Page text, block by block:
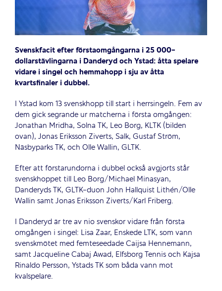
Svenskfacit efter förstaomgångarna i 25 000-
dollarstävlingarna i Danderyd och Ystad: åtta spelare
vidare i singel och hemmahopp i sju av åtta
kvartsfinaler i dubbel.
I Ystad kom 13 svenskhopp till start i herrsingeln. Fem av
dem gick segrande ur matcherna i första omgången:
Jonathan Mridha, Solna TK, Leo Borg, KLTK (bilden
ovan), Jonas Eriksson Ziverts, Salk, Gustaf Ström,
Näsbyparks TK, och Olle Wallin, GLTK.
Efter att förstarundorna i dubbel också avgjorts står
svenskhoppet till Leo Borg/Michael Minasyan,
Danderyds TK, GLTK-duon John Hallquist Lithén/Olle
Wallin samt Jonas Eriksson Ziverts/Karl Friberg.
I Danderyd är tre av nio svenskor vidare från första
omgången i singel: Lisa Zaar, Enskede LTK, som vann
svenskmötet med femteseedade Caijsa Hennemann,
samt Jacqueline Cabaj Awad, Elfsborg Tennis och Kajsa
Rinaldo Persson, Ystads TK som båda vann mot
kvalspelare.